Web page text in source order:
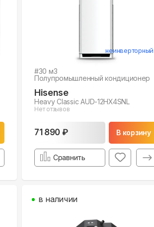
неинверторный
#30 м3
Полупромышленный кондиционер
Hisense
Heavy Classic AUD-12HX4SNL
Нет отзывов
71 890 ₽ В корзину
Сравнить
в наличии